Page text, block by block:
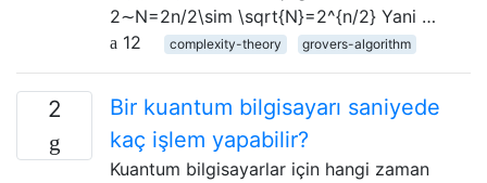
2∼N=2n/2\sim \sqrt{N}=2^{n/2} Yani …
12
complexity-theory grovers-algorithm
2
Bir kuantum bilgisayarı saniyede
kaç işlem yapabilir?
Kuantum bilgisayarlar için hangi zaman